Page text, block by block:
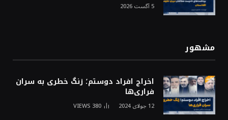
5 آگست 2026
مشهور
اخراج افراد دوستم؛ زنگ خطری به سران
فراری‌ها
12 جولای 2024 380
VIEWS